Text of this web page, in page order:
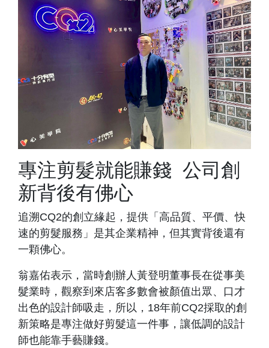
專注剪髮就能賺錢 公司創
新背後有佛心
追溯CQ2的創立緣起，提供「高品質、平價、快
速的剪髮服務」是其企業精神，但其實背後還有
一顆佛心。
翁嘉佑表示，當時創辦人黃登明董事長在從事美
髮業時，觀察到來店客多數會被顏值出眾、口才
出色的設計師吸走，所以，18年前CQ2採取的創
新策略是專注做好剪髮這一件事，讓低調的設計
師也能靠手藝賺錢。